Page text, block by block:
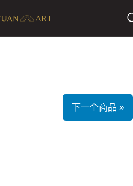
下一个商品 »